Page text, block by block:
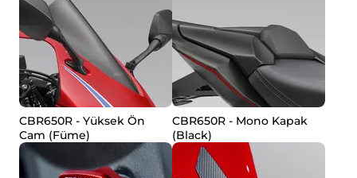
CBR650R - Yüksek Ön
Cam (Füme)
CBR650R - Mono Kapak
(Black)